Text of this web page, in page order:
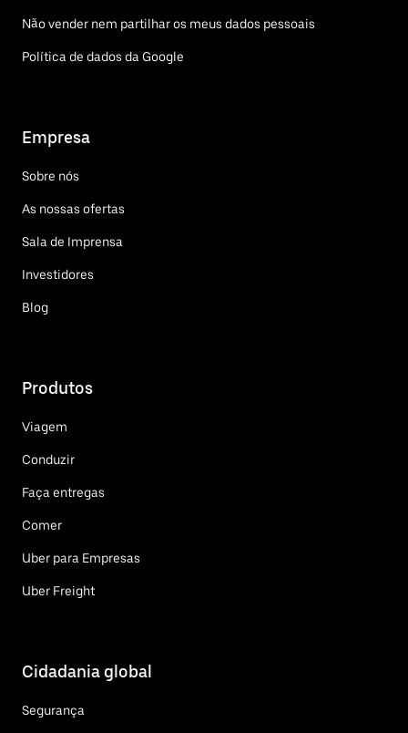
Não vender nem partilhar os meus dados pessoais
Política de dados da Google
Empresa
Sobre nós
As nossas ofertas
Sala de Imprensa
Investidores
Blog
Produtos
Viagem
Conduzir
Faça entregas
Comer
Uber para Empresas
Uber Freight
Cidadania global
Segurança